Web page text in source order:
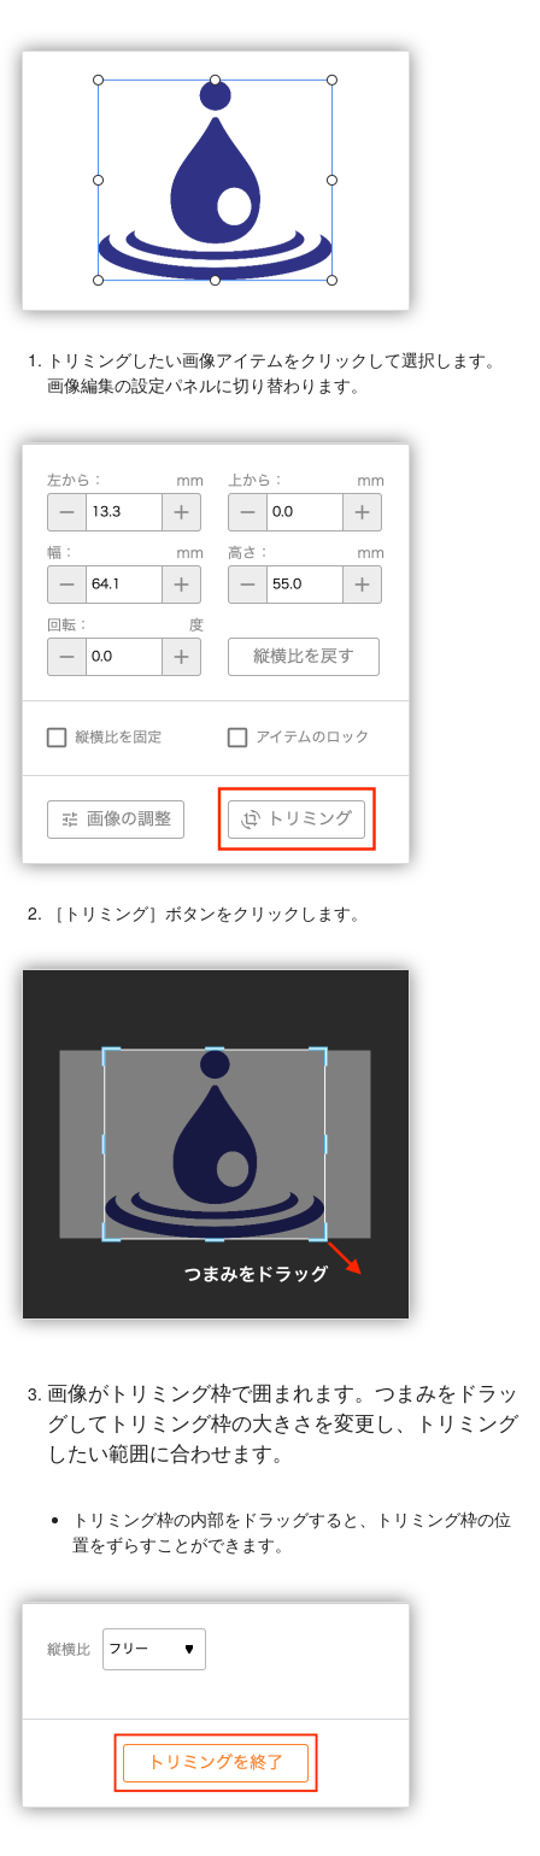
トリミングしたい画像アイテムをクリックして選択します。
画像編集の設定パネルに切り替わります。
［トリミング］ボタンをクリックします。
画像がトリミング枠で囲まれます。つまみをドラッ
グしてトリミング枠の大きさを変更し、トリミング
したい範囲に合わせます。
トリミング枠の内部をドラッグすると、トリミング枠の位
置をずらすことができます。